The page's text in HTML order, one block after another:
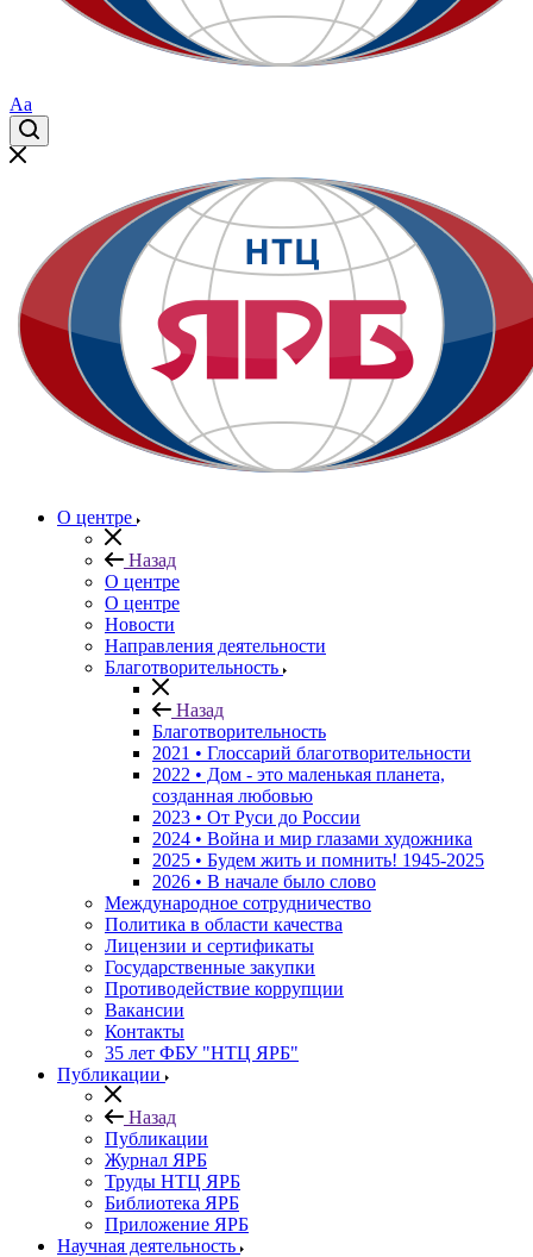
Aa
О центре
Назад
О центре
О центре
Новости
Направления деятельности
Благотворительность
Назад
Благотворительность
2021 • Глоссарий благотворительности
2022 • Дом - это маленькая планета,
созданная любовью
2023 • От Руси до России
2024 • Война и мир глазами художника
2025 • Будем жить и помнить! 1945-2025
2026 • В начале было слово
Международное сотрудничество
Политика в области качества
Лицензии и сертификаты
Государственные закупки
Противодействие коррупции
Вакансии
Контакты
35 лет ФБУ "НТЦ ЯРБ"
Публикации
Назад
Публикации
Журнал ЯРБ
Труды НТЦ ЯРБ
Библиотека ЯРБ
Приложение ЯРБ
Научная деятельность